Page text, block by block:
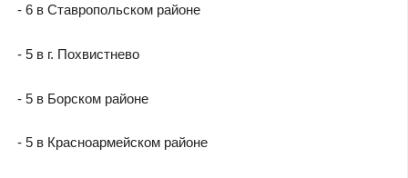
- 6 в Ставропольском районе
- 5 в г. Похвистнево
- 5 в Борском районе
- 5 в Красноармейском районе